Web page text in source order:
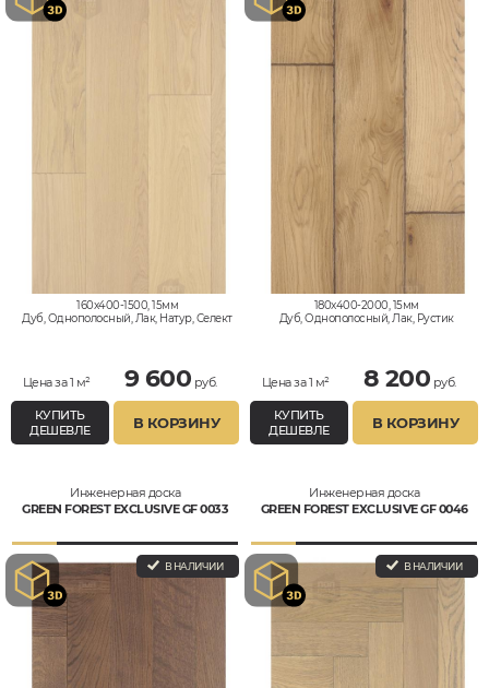
160x400-1500, 15мм
Дуб, Однополосный, Лак, Натур, Селект
Цена за 1 м² 9 600 руб.
КУПИТЬ
ДЕШЕВЛЕ
В КОРЗИНУ
180x400-2000, 15мм
Дуб, Однополосный, Лак, Рустик
Цена за 1 м² 8 200 руб.
КУПИТЬ
ДЕШЕВЛЕ
В КОРЗИНУ
Инженерная доска
GREEN FOREST EXCLUSIVE GF 0033
В НАЛИЧИИ
Инженерная доска
GREEN FOREST EXCLUSIVE GF 0046
В НАЛИЧИИ